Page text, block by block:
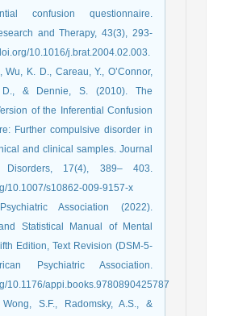
confusion questionnaire.
and Therapy, 43(3), 293-
10.1016/j.brat.2004.02.003.
Wu, K. D., Careau, Y., O’Connor,
& Dennie, S. (2010). The
of the Inferential Confusion
Further compulsive disorder in
and clinical samples. Journal
Disorders, 17(4), 389– 403.
10.1007/s10862-009-9157-x
Association (2022).
Statistical Manual of Mental
Edition, Text Revision (DSM-5-
Psychiatric Association.
10.1176/appi.books.9780890425787
S.F., Radomsky, A.S., &